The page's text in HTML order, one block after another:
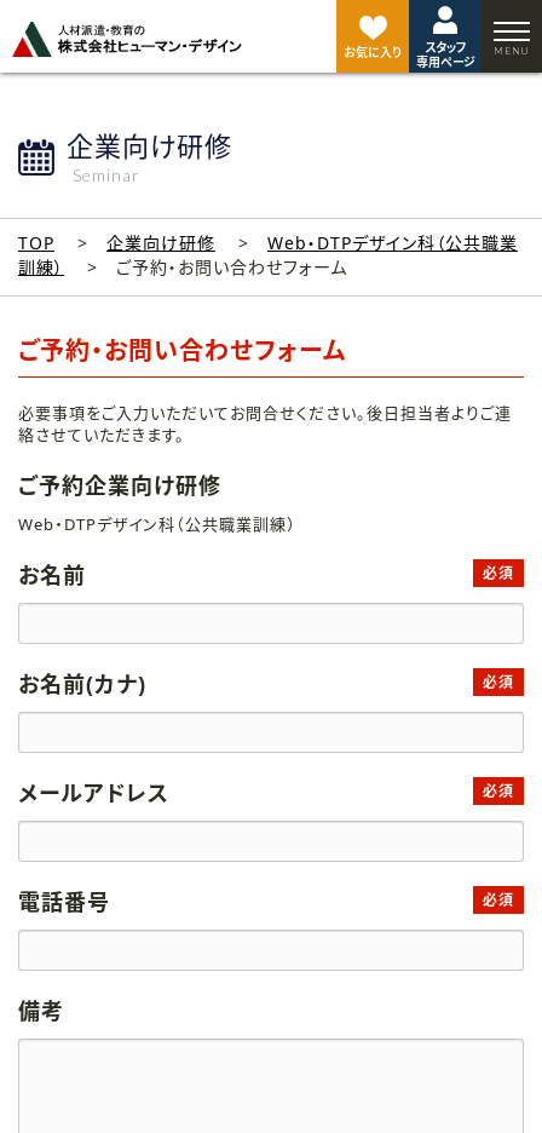
お気に入り
スタッフ
専用ページ
企業向け研修
Seminar
TOP 企業向け研修
Web・DTPデザイン科（公共職業
訓練）
ご予約・お問い合わせフォーム
ご予約・お問い合わせフォーム
必要事項をご入力いただいてお問合せください。後日担当者よりご連
絡させていただきます。
ご予約企業向け研修
Web・DTPデザイン科（公共職業訓練）
お名前 必須
お名前(カナ) 必須
メールアドレス 必須
電話番号 必須
備考
ジ
ト